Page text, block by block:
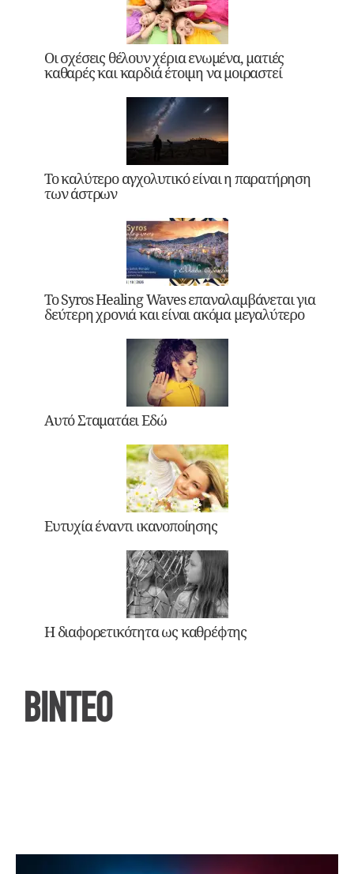
Οι σχέσεις θέλουν χέρια ενωμένα, ματιές
καθαρές και καρδιά έτοιμη να μοιραστεί
Το καλύτερο αγχολυτικό είναι η παρατήρηση
των άστρων
Το Syros Healing Waves επαναλαμβάνεται για
δεύτερη χρονιά και είναι ακόμα μεγαλύτερο
Αυτό Σταματάει Εδώ
Ευτυχία έναντι ικανοποίησης
Η διαφορετικότητα ως καθρέφτης
ΒΙΝΤΕΟ